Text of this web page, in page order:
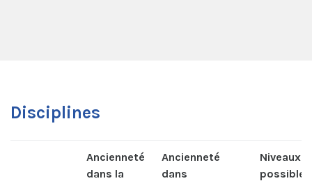
Disciplines
Ancienneté
dans la
Ancienneté
dans
Niveaux
possibles